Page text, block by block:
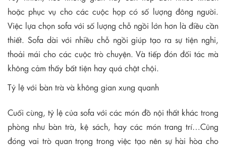
hoặc phục vụ cho các cuộc họp có số lượng đông người.
Việc lựa chọn sofa với số lượng chỗ ngồi lớn hơn là điều cần
thiết. Sofa dài với nhiều chỗ ngồi giúp tạo ra sự tiện nghi,
thoải mái cho các cuộc trò chuyện. Và tiếp đón đối tác mà
không cảm thấy bất tiện hay quá chật chội.
Tỷ lệ với bàn trà và không gian xung quanh
Cuối cùng, tỷ lệ của sofa với các món đồ nội thất khác trong
phòng như bàn trà, kệ sách, hay các món trang trí…Cũng
đóng vai trò quan trọng trong việc tạo nên sự hài hòa cho